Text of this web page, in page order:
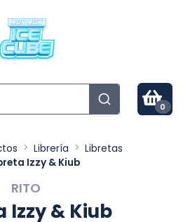
0
Librería
Libretas
Izzy & Kiub
RITO
Izzy & Kiub